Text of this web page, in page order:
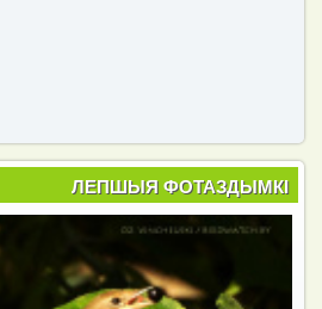
ЛЕПШЫЯ ФОТАЗДЫМКІ